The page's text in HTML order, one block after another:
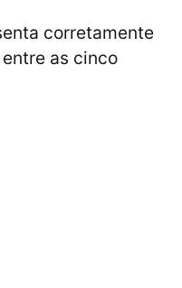
corretamente
as cinco